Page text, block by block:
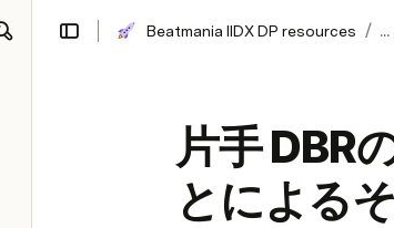
Beatmania IIDX DP resources / ...
片手 DBR
とによる